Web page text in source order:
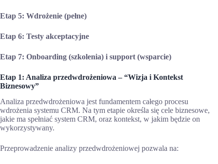
Etap 5: Wdrożenie (pełne)
Etap 6: Testy akceptacyjne
Etap 7: Onboarding (szkolenia) i support (wsparcie)
Etap 1: Analiza przedwdrożeniowa – “Wizja i Kontekst
Biznesowy”
Analiza przedwdrożeniowa jest fundamentem całego procesu
wdrożenia systemu CRM. Na tym etapie określa się cele biznesowe,
jakie ma spełniać system CRM, oraz kontekst, w jakim będzie on
wykorzystywany.
Przeprowadzenie analizy przedwdrożeniowej pozwala na: